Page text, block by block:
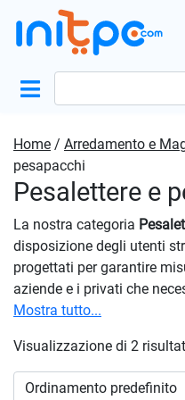
Home / Arredamento e
pesapacchi
Pesalettere e
La nostra categoria
disposizione degli utenti
progettati per garantire
aziende e i privati che
spedizione o verificare il
assicurando che ogni
senza intoppi. Per coloro
maggiore volume o peso,
Mostra tutto...
Visualizzazione di 2